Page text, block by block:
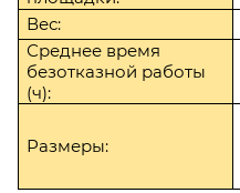
Вес:
Среднее время
безотказной работы
(ч):
Размеры: